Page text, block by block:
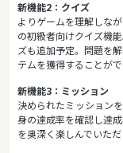
新機能2：クイズ
よりゲームを理解しな
の初級者向けクイズ機
ズも追加予定。問題を
テムを獲得することがで
新機能3：ミッション
決められたミッション
身の達成率を確認し達
を奥深く楽しんでいただ